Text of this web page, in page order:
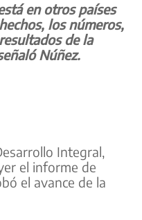
en otros países
los números,
de la
Núñez.
Integral,
el informe de
el avance de la